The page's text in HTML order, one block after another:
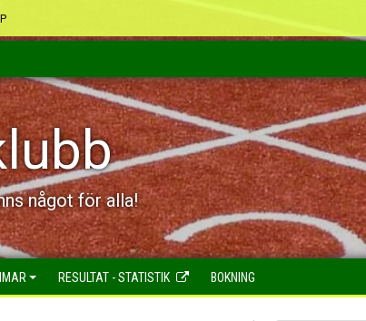
något för alla!
RESULTAT - STATISTIK BOKNING